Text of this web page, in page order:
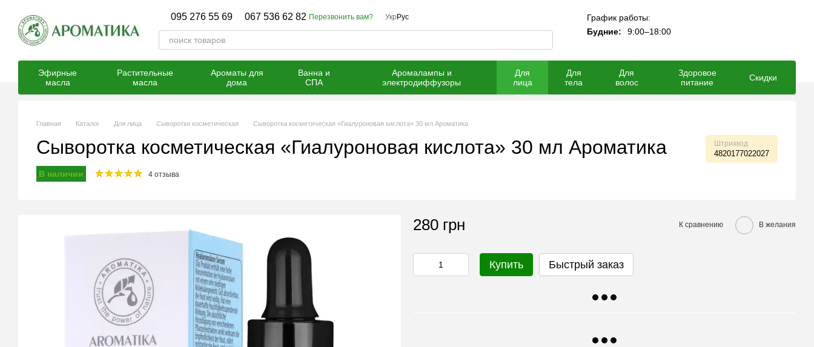
095 276 55 69 067 536 62 82 Перезвонить вам? Укр Рус
График работы:
Будние:
9:00–18:00
Эфирные
масла
Растительные
масла
Ароматы для
дома
Ванна и
СПА
Аромалампы и
электродиффузоры
Для
лица
Для
тела
Для
волос
Здоровое
питание
Скидки
Главная Каталог Для лица Сыворотки косметическая Сыворотка косметическая «Гиалуроновая кислота» 30 мл Ароматика
Сыворотка косметическая «Гиалуроновая кислота» 30 мл Ароматика Штрихкод
4820177022027
В наличии 4 отзыва
280 грн К сравнению В желания
Купить Быстрый заказ